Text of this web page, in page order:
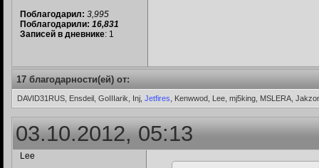
Поблагодарил: 3,995
Поблагодарили: 16,831
Записей в дневнике: 1
17 благодарности(ей) от:
DAVID31RUS, Ensdeil, GoIIIarik, Inj, Jetfires , Kenwwod, Lee, mj5king, MSLERA,
03.10.2012, 05:13
Lee